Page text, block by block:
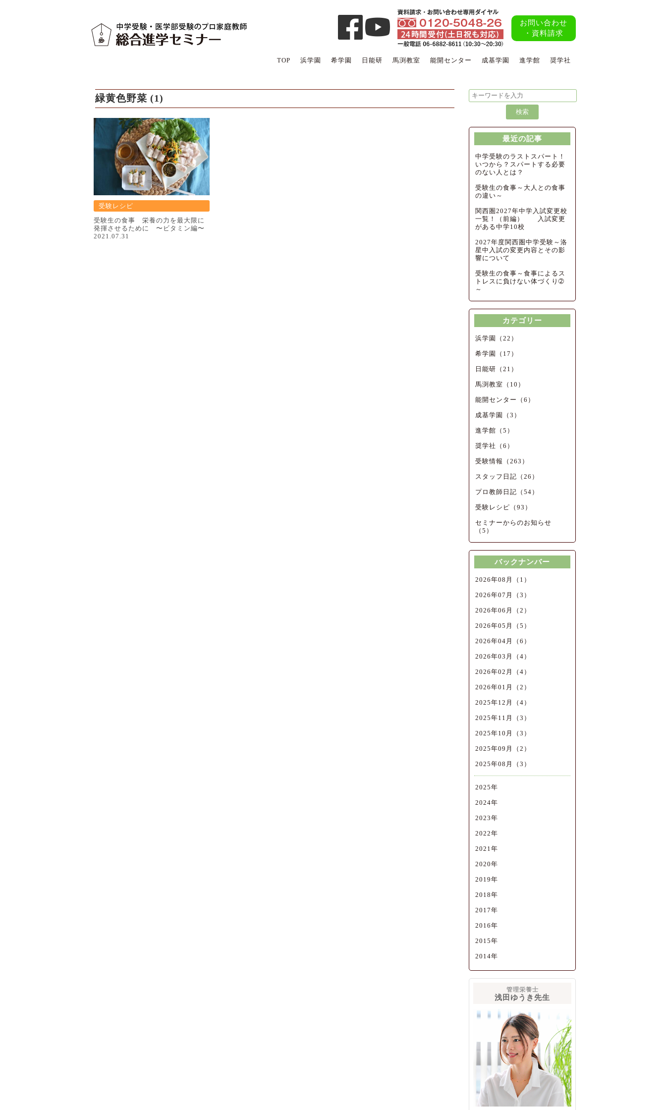
お問い合わせ
・資料請求
TOP 浜学園 希学園 日能研 馬渕教室 能開センター 成基学園 進学館 奨学社
緑黄色野菜 (1)
受験レシピ
受験生の食事 栄養の力を最大限に
発揮させるために 〜ビタミン編〜
2021.07.31
最近の記事
中学受験のラストスパート！
いつから？スパートする必要
のない人とは？
受験生の食事～大人との食事
の違い～
関西圏2027年中学入試変更校
一覧！（前編） 入試変更
がある中学10校
2027年度関西圏中学受験～洛
星中入試の変更内容とその影
響について
受験生の食事～食事によるス
トレスに負けない体づくり➁
～
カテゴリー
浜学園（22）
希学園（17）
日能研（21）
馬渕教室（10）
能開センター（6）
成基学園（3）
進学館（5）
奨学社（6）
受験情報（263）
スタッフ日記（26）
プロ教師日記（54）
受験レシピ（93）
セミナーからのお知らせ
（5）
バックナンバー
2026年08月（1）
2026年07月（3）
2026年06月（2）
2026年05月（5）
2026年04月（6）
2026年03月（4）
2026年02月（4）
2026年01月（2）
2025年12月（4）
2025年11月（3）
2025年10月（3）
2025年09月（2）
2025年08月（3）
2025年
2024年
2023年
2022年
2021年
2020年
2019年
2018年
2017年
2016年
2015年
2014年
管理栄養士
浅田ゆうき先生